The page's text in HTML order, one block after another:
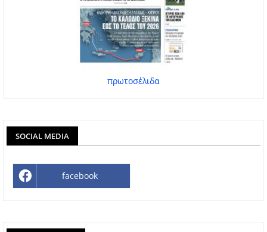
πρωτοσέλιδα
SOCIAL MEDIA
facebook